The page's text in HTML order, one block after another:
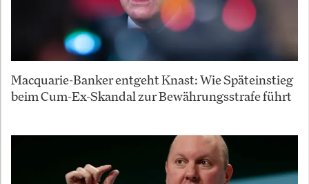
Macquarie-Banker entgeht Knast: Wie Späteinstieg
beim Cum-Ex-Skandal zur Bewährungsstrafe führt